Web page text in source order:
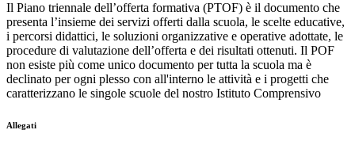
Il Piano triennale dell’offerta formativa (PTOF) è il documento che
presenta l’insieme dei servizi offerti dalla scuola, le scelte educative,
i percorsi didattici, le soluzioni organizzative e operative adottate, le
procedure di valutazione dell’offerta e dei risultati ottenuti. Il POF
non esiste più come unico documento per tutta la scuola ma è
declinato per ogni plesso con all'interno le attività e i progetti che
caratterizzano le singole scuole del nostro Istituto Comprensivo
Allegati